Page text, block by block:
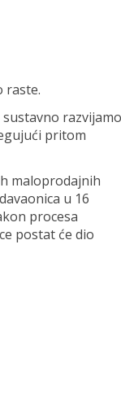
raste.
razvijamo
pritom
maloprodajnih
u 16
procesa
postat će dio